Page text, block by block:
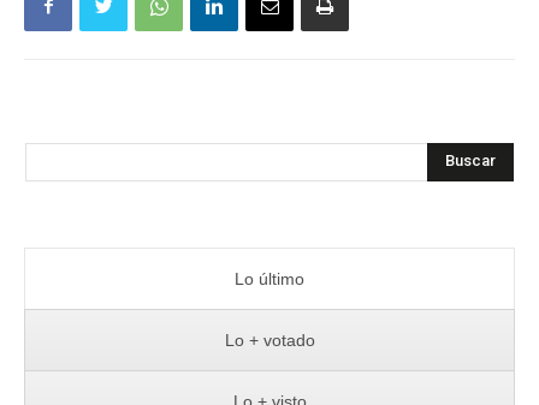
Buscar
Lo último
Lo + votado
Lo + visto